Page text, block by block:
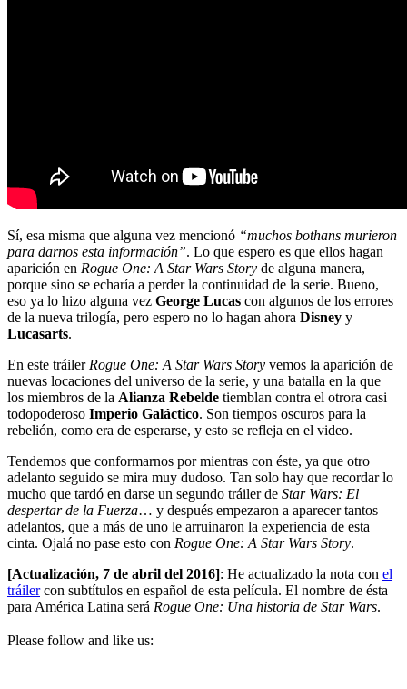
Sí, esa misma que alguna vez mencionó “muchos bothans murieron
para darnos esta información”. Lo que espero es que ellos hagan
aparición en Rogue One: A Star Wars Story de alguna manera,
porque sino se echaría a perder la continuidad de la serie. Bueno,
eso ya lo hizo alguna vez George Lucas con algunos de los errores
de la nueva trilogía, pero espero no lo hagan ahora Disney y
Lucasarts.
En este tráilerRogue One: A Star Wars Story vemos la aparición de
nuevas locaciones del universo de la serie, y una batalla en la que
los miembros de la Alianza Rebelde tiemblan contra el otrora casi
todopoderoso Imperio Galáctico. Son tiempos oscuros para la
rebelión, como era de esperarse, y esto se refleja en el video.
Tendemos que conformarnos por mientras con éste, ya que otro
adelanto seguido se mira muy dudoso. Tan solo hay que recordar lo
mucho que tardó en darse un segundo tráiler de Star Wars: El
despertar de la Fuerza… y después empezaron a aparecer tantos
adelantos, que a más de uno le arruinaron la experiencia de esta
cinta. Ojalá no pase esto con Rogue One: A Star Wars Story.
[Actualización, 7 de abril del 2016]: He actualizado la nota con el
tráilercon subtítulos en español de esta película. El nombre de ésta
para América Latina será Rogue One: Una historia de Star Wars.
Please follow and like us: